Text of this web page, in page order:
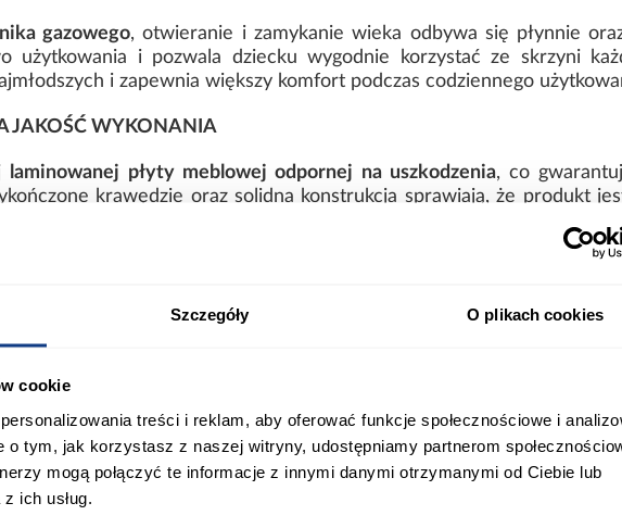
Szczegóły O plikach cookies
cookie
treści i reklam, aby oferować funkcje społecznościowe i
tym, jak korzystasz z naszej witryny, udostępniamy partnerom
mogą połączyć te informacje z innymi danymi otrzymanymi od Ciebie lub
ich usług.
gazowego, otwieranie i zamykanie wieka odbywa się płynnie
użytkowania i pozwala dziecku wygodnie korzystać ze skrzyni
i zapewnia większy komfort podczas codziennego
JAKOŚĆ WYKONANIA
laminowanej płyty meblowej odpornej na uszkodzenia, co
krawędzie oraz solidna konstrukcja sprawiają, że produkt
REKINA
ZACHOWANIE KOLORÓW
OTWIERANIE
KRAWĘDZIE
WYGLĄD
DZIECKA
W JEDNYM